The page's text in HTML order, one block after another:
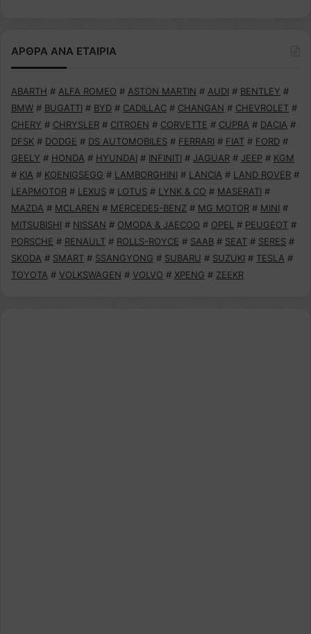
ΑΡΘΡΑ ΑΝΑ ΕΤΑΙΡΙΑ
ABARTH # ALFA ROMEO # ASTON MARTIN # AUDI # BENTLEY #
BMW # BUGATTI # BYD # CADILLAC # CHANGAN # CHEVROLET #
CHERY # CHRYSLER # CITROEN # CORVETTE # CUPRA # DACIA #
DFSK # DODGE # DS AUTOMOBILES # FERRARI # FIAT # FORD #
GEELY # HONDA # HYUNDAI # INFINITI # JAGUAR # JEEP # KGM
# KIA # KOENIGSEGG # LAMBORGHINI # LANCIA # LAND ROVER #
LEAPMOTOR # LEXUS # LOTUS # LYNK & CO # MASERATI #
MAZDA # MCLAREN # MERCEDES-BENZ # MG MOTOR # MINI #
MITSUBISHI # NISSAN # OMODA & JAECOO # OPEL # PEUGEOT #
PORSCHE # RENAULT # ROLLS-ROYCE # SAAB # SEAT # SERES #
SKODA # SMART # SSANGYONG # SUBARU # SUZUKI # TESLA #
TOYOTA # VOLKSWAGEN # VOLVO # XPENG # ZEEKR